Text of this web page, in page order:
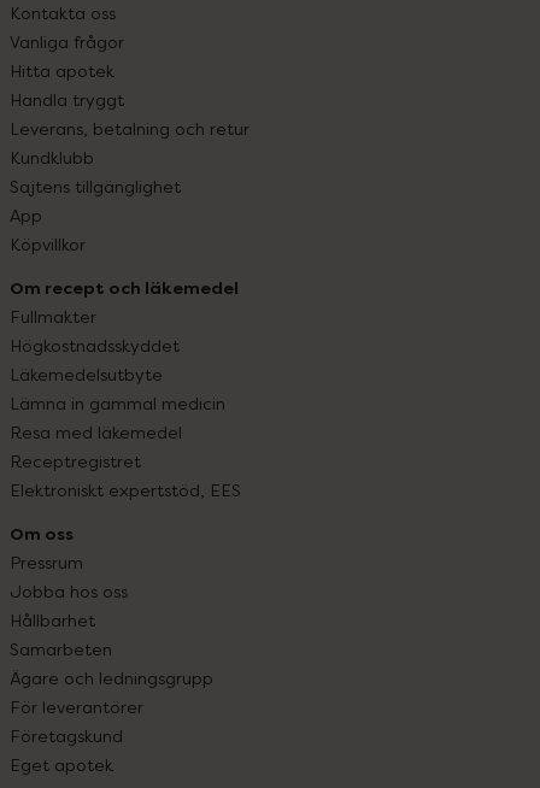
Kontakta oss
Vanliga frågor
Hitta apotek
Handla tryggt
Leverans, betalning och retur
Kundklubb
Sajtens tillgänglighet
App
Köpvillkor
Om recept och läkemedel
Fullmakter
Högkostnadsskyddet
Läkemedelsutbyte
Lämna in gammal medicin
Resa med läkemedel
Receptregistret
Elektroniskt expertstöd, EES
Om oss
Pressrum
Jobba hos oss
Hållbarhet
Samarbeten
Ägare och ledningsgrupp
För leverantörer
Företagskund
Eget apotek